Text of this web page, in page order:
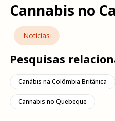
Cannabis no
Notícias
Pesquisas
Canábis na Colômbia Britânica
Cannabis no Quebeque